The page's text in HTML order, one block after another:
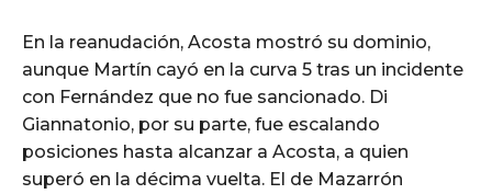
En la reanudación, Acosta mostró su dominio,
aunque Martín cayó en la curva 5 tras un incidente
con Fernández que no fue sancionado. Di
Giannatonio, por su parte, fue escalando
posiciones hasta alcanzar a Acosta, a quien
superó en la décima vuelta. El de Mazarrón